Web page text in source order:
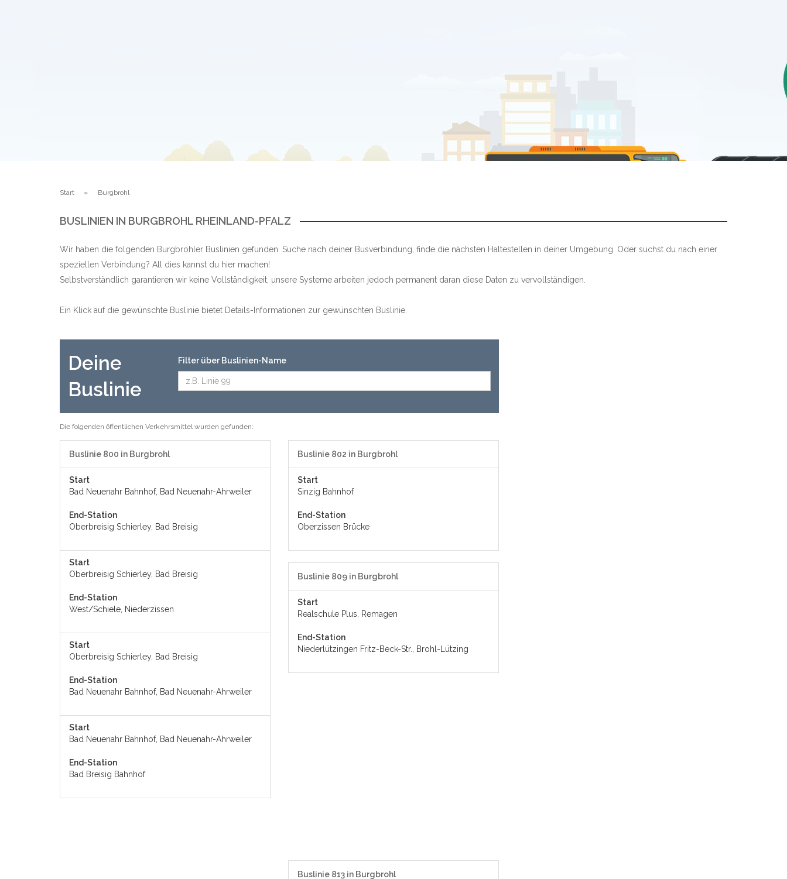
Start Burgbrohl
BUSLINIEN IN BURGBROHL RHEINLAND-PFALZ
Wir haben die folgenden Burgbrohler Buslinien gefunden. Suche nach deiner Busverbindung, finde die nächsten Haltestellen in deiner Umgebung. Oder suchst du nach einer
speziellen Verbindung? All dies kannst du hier machen!
Selbstverständlich garantieren wir keine Vollständigkeit, unsere Systeme arbeiten jedoch permanent daran diese Daten zu vervollständigen.
Ein Klick auf die gewünschte Buslinie bietet Details-Informationen zur gewünschten Buslinie.
Deine
Buslinie
Filter über Buslinien-Name
Die folgenden öffentlichen Verkehrsmittel wurden gefunden:
Buslinie 800 in Burgbrohl
Start
Bad Neuenahr Bahnhof, Bad Neuenahr-Ahrweiler
End-Station
Oberbreisig Schierley, Bad Breisig
Start
Oberbreisig Schierley, Bad Breisig
End-Station
West/Schiele, Niederzissen
Start
Oberbreisig Schierley, Bad Breisig
End-Station
Bad Neuenahr Bahnhof, Bad Neuenahr-Ahrweiler
Start
Bad Neuenahr Bahnhof, Bad Neuenahr-Ahrweiler
End-Station
Bad Breisig Bahnhof
Buslinie 802 in Burgbrohl
Start
Sinzig Bahnhof
End-Station
Oberzissen Brücke
Buslinie 809 in Burgbrohl
Start
Realschule Plus, Remagen
End-Station
Niederlützingen Fritz-Beck-Str., Brohl-Lützing
Buslinie 813 in Burgbrohl